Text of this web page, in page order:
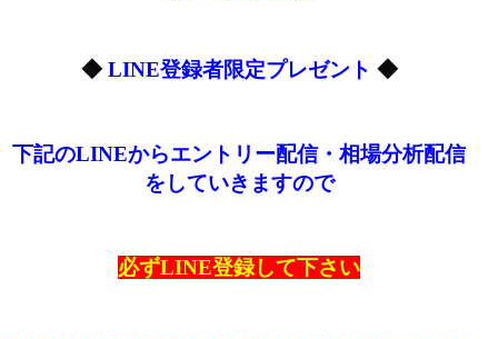
◆ LINE登録者限定プレゼント ◆
下記のLINEからエントリー配信・相場分析配信
をしていきますので
必ずLINE登録して下さい